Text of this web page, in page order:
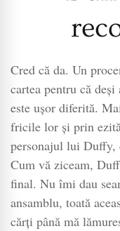
Cred că da. Un
cartea pentru că
este ușor diferită.
fricile lor și prin
personajul lui Duffy,
Cum vă ziceam,
final. Nu îmi dau
ansamblu, toată
cărți până mă